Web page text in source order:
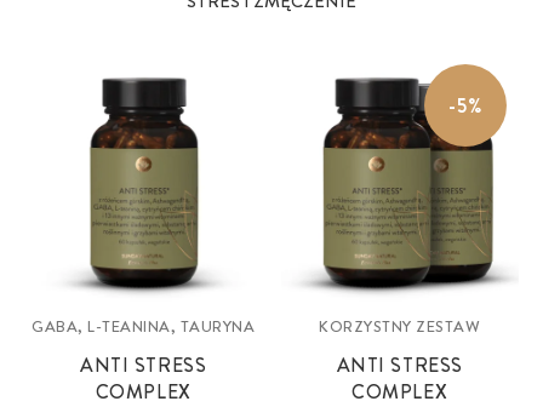
GABA, L-TEANINA, TAURYNA
ANTI STRESS
COMPLEX
-5%
KORZYSTNY ZESTAW
ANTI STRESS
COMPLEX